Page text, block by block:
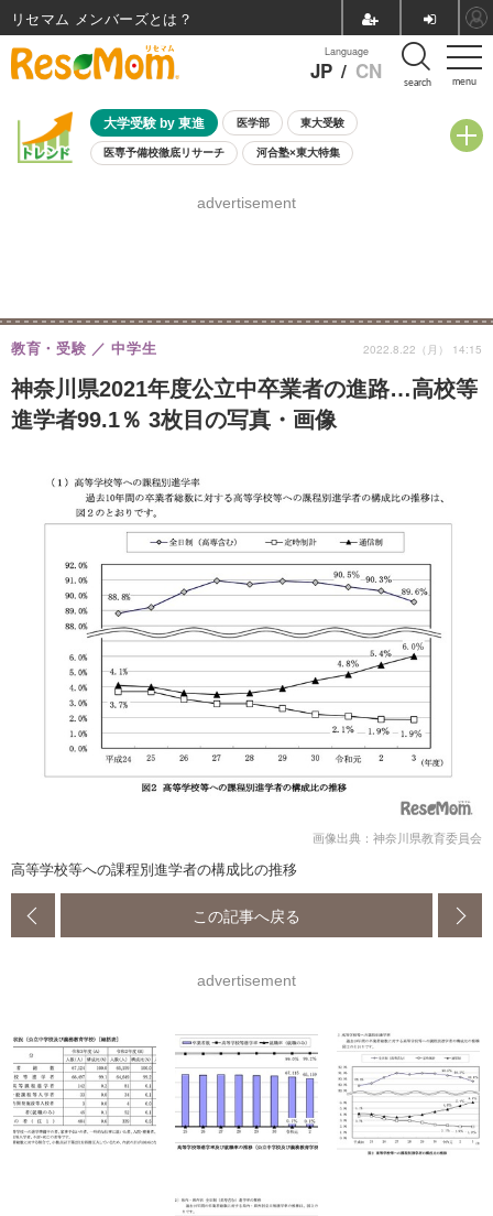
menu
Language
JP / CN search
大学受験 by 東進 医学部 東大受験
医専予備校徹底リサーチ 河合塾×東大特集
8月開催学校説明会・相談会
advertisement
神奈川県2021年度公立中卒業者の進路…高校等
進学者99.1％ 3枚目の写真・画像
教育・受験 中学生 2022.8.22（月） 14:15
画像出典：神奈川県教育委員会
高等学校等への課程別進学者の構成比の推移
この記事へ戻る
advertisement
リセマム メンバーズ